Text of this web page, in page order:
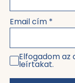
Email cím *
Elfogadom
leírtakat.